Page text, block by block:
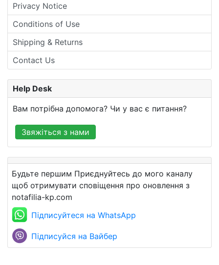
Privacy Notice
Conditions of Use
Shipping & Returns
Contact Us
Help Desk
Вам потрібна допомога? Чи у вас є питання?
Звяжіться з нами
Будьте першим Приєднуйтесь до мого каналу
щоб отримувати сповіщення про оновлення з
notafilia-kp.com
Підписуйтеся на WhatsApp
Підписуйся на Вайбер